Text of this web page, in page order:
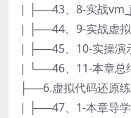
| ├──43、8-实战
| ├──44、9-实战虚
| ├──45、10-实操演
| └──46、11-本章总
├──6.虚拟代码还原
| ├──47、1-本章导